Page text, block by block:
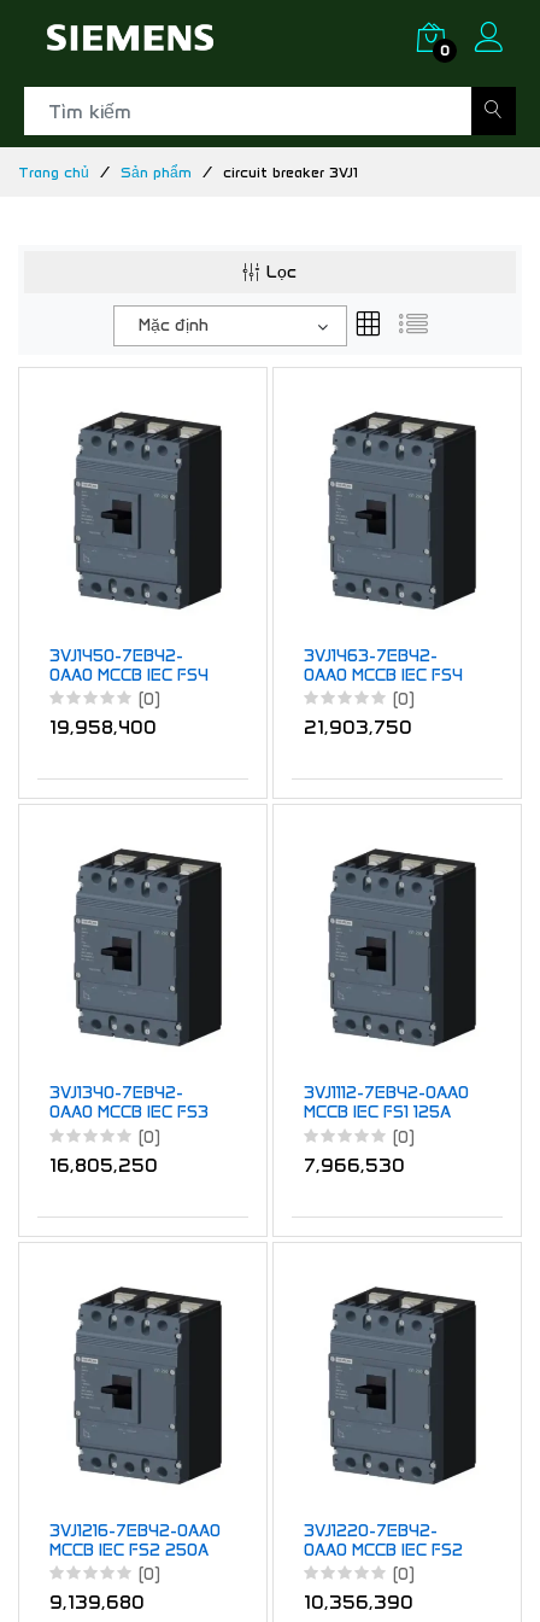
0
Trang chủ Sản phẩm circuit breaker 3VJ1
Lọc
Mặc định
3VJ1450-7EB42-
0AA0 MCCB IEC FS4
630A TM ATFM 4P
55KA 500A
(0)
19,958,400
3VJ1463-7EB42-
0AA0 MCCB IEC FS4
630A TM ATFM 4P
55KA 630A
(0)
21,903,750
3VJ1340-7EB42-
0AA0 MCCB IEC FS3
400A TM ATFM 4P
55kA 400A
(0)
16,805,250
3VJ1112-7EB42-0AA0
MCCB IEC FS1 125A
TM ATFM 4P 55kA
(0)
7,966,530
3VJ1216-7EB42-0AA0
MCCB IEC FS2 250A
TM ATFM 4P 55kA
(0)
9,139,680
3VJ1220-7EB42-
0AA0 MCCB IEC FS2
250A TM ATFM 4P
55kA 200A
(0)
10,356,390